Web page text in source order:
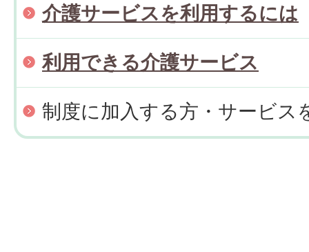
介護サービスを利用するには
利用できる介護サービス
制度に加入する方・サービス